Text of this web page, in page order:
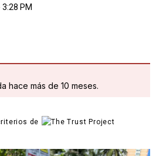
PM
hace más de 10 meses.
de